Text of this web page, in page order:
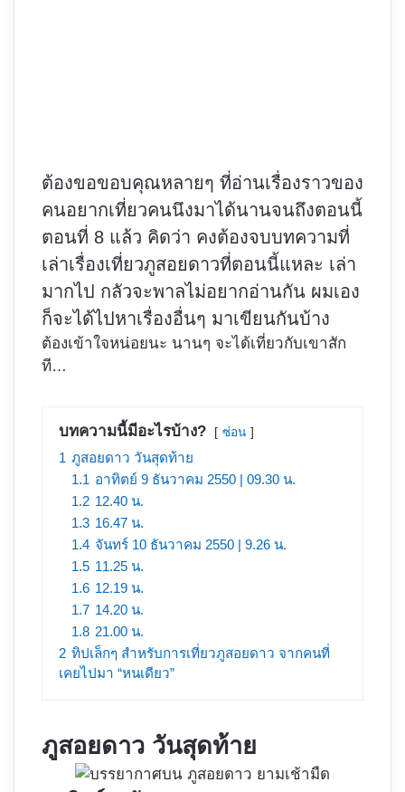
ต้องขอขอบคุณหลายๆ ที่อ่านเรื่องราวของ
คนอยากเที่ยวคนนึงมาได้นานจนถึงตอนนี้
ตอนที่ 8 แล้ว คิดว่า คงต้องจบบทความที่
เล่าเรื่องเที่ยวภูสอยดาวที่ตอนนี้แหละ เล่า
มากไป กลัวจะพาลไม่อยากอ่านกัน ผมเอง
ก็จะได้ไปหาเรื่องอื่นๆ มาเขียนกันบ้าง
ต้องเข้าใจหน่อยนะ นานๆ จะได้เที่ยวกับเขาสัก
ที…
บทความนี้มีอะไรบ้าง? ซ่อน
1 ภูสอยดาว วันสุดท้าย
1.1 อาทิตย์ 9 ธันวาคม 2550 | 09.30 น.
1.2 12.40 น.
1.3 16.47 น.
1.4 จันทร์ 10 ธันวาคม 2550 | 9.26 น.
1.5 11.25 น.
1.6 12.19 น.
1.7 14.20 น.
1.8 21.00 น.
2 ทิปเล็กๆ สำหรับการเที่ยวภูสอยดาว จากคนที่
เคยไปมา “หนเดียว”
ภูสอยดาว วันสุดท้าย